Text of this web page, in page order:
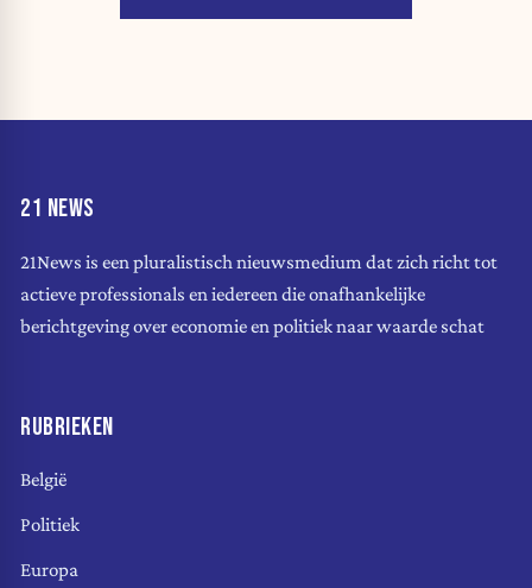
21 NEWS
21News is een pluralistisch nieuwsmedium dat zich richt tot
actieve professionals en iedereen die onafhankelijke
berichtgeving over economie en politiek naar waarde schat
RUBRIEKEN
België
Politiek
Europa